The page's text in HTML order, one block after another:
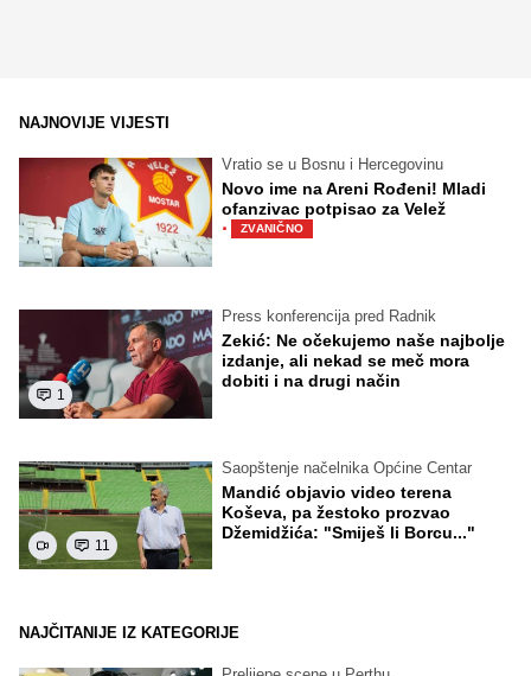
NAJNOVIJE VIJESTI
Vratio se u Bosnu i Hercegovinu
Novo ime na Areni Rođeni! Mladi
ofanzivac potpisao za Velež
· ZVANIČNO
1
Press konferencija pred Radnik
Zekić: Ne očekujemo naše najbolje
izdanje, ali nekad se meč mora
dobiti i na drugi način
11
Saopštenje načelnika Općine Centar
Mandić objavio video terena
Koševa, pa žestoko prozvao
Džemidžića: "Smiješ li Borcu..."
NAJČITANIJE IZ KATEGORIJE